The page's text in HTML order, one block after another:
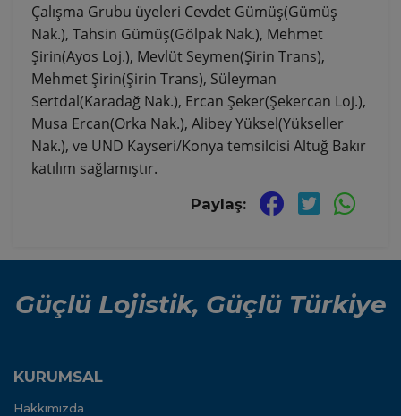
Çalışma Grubu üyeleri Cevdet Gümüş(Gümüş
Nak.), Tahsin Gümüş(Gölpak Nak.), Mehmet
Şirin(Ayos Loj.), Mevlüt Seymen(Şirin Trans),
Mehmet Şirin(Şirin Trans), Süleyman
Sertdal(Karadağ Nak.), Ercan Şeker(Şekercan Loj.),
Musa Ercan(Orka Nak.), Alibey Yüksel(Yükseller
Nak.), ve UND Kayseri/Konya temsilcisi Altuğ Bakır
katılım sağlamıştır.
Paylaş:
Güçlü Lojistik, Güçlü Türkiye
KURUMSAL
Hakkımızda